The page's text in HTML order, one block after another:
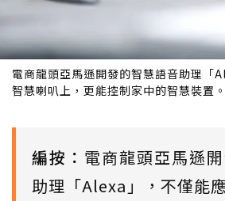
電商龍頭亞馬遜開發的智慧語音助理「
智慧喇叭上，更能控制家中的智慧裝置
編按： 電商龍頭亞馬遜
助理「Alexa」，不僅能